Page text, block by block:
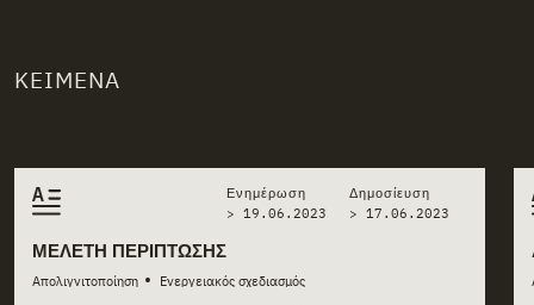
ΚΕΊΜΕΝΑ
Related stories
ΜΕΛΈΤΗ ΠΕΡΊΠΤΩΣΗΣ
Απολιγνιτοποίηση • Ενεργειακός σχεδιασμός
Ενημέρωση
> 19.06.2023
Δημοσίευση
> 17.06.2023